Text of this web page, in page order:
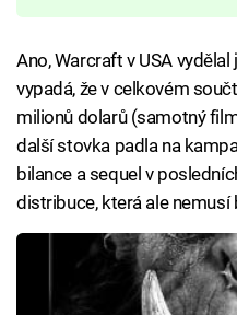
Ano, Warcraft v USA
vypadá, že v celkovém
milionů dolarů (samotný
další stovka padla na
bilance a sequel v
distribuce, která ale nemusí